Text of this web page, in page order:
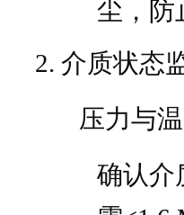
尘，防
介质状态
压力与
确认介